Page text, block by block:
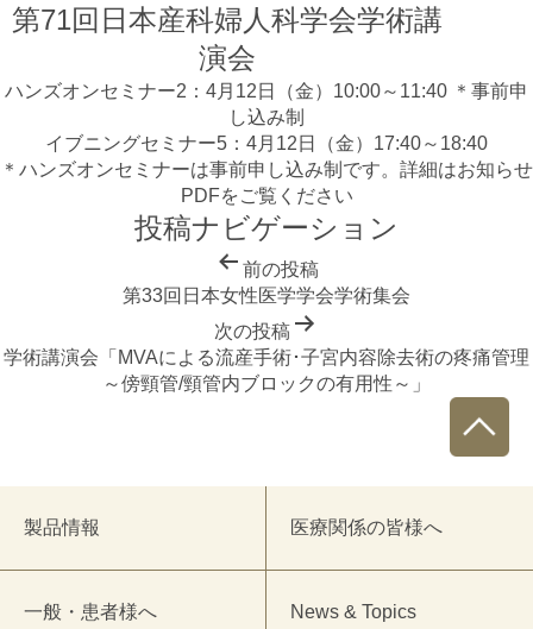
第71回日本産科婦人科学会学術講
演会
ハンズオンセミナー2：4月12日（金）10:00～11:40 ＊事前申
し込み制
イブニングセミナー5：4月12日（金）17:40～18:40
＊ハンズオンセミナーは事前申し込み制です。詳細はお知らせ
PDFをご覧ください
投稿ナビゲーション
前の投稿
第33回日本女性医学学会学術集会
次の投稿
学術講演会「MVAによる流産手術･子宮内容除去術の疼痛管理
～傍頸管/頸管内ブロックの有用性～」
製品情報 医療関係の皆様へ
一般・患者様へ News & Topics